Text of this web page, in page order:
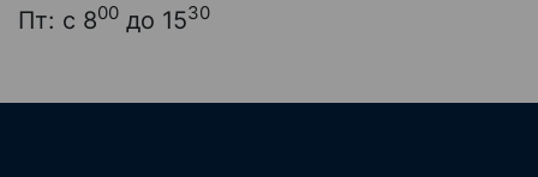
Пт: с 800 до 1530